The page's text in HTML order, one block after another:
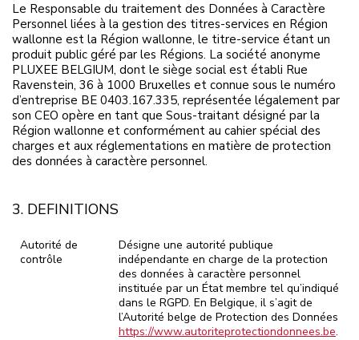
Le Responsable du traitement des Données à Caractère
Personnel liées à la gestion des titres-services en Région
wallonne est la Région wallonne, le titre-service étant un
produit public géré par les Régions. La société anonyme
PLUXEE BELGIUM, dont le siège social est établi Rue
Ravenstein, 36 à 1000 Bruxelles et connue sous le numéro
d’entreprise BE 0403.167.335, représentée légalement par
son CEO opère en tant que Sous-traitant désigné par la
Région wallonne et conformément au cahier spécial des
charges et aux réglementations en matière de protection
des données à caractère personnel.
3. DEFINITIONS
Autorité de
contrôle
Désigne une autorité publique
indépendante en charge de la protection
des données à caractère personnel
instituée par un État membre tel qu’indiqué
dans le RGPD. En Belgique, il s’agit de
l’Autorité belge de Protection des Données
https://www.autoriteprotectiondonnees.be.